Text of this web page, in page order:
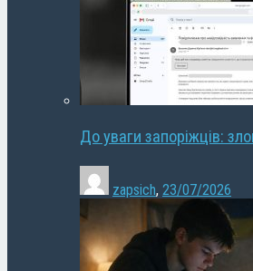
До уваги запоріжців:
zapsich, 23/07/2026